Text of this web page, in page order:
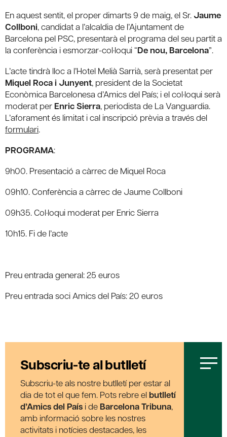
En aquest sentit, el proper dimarts 9 de maig, el Sr. Jaume
Collboni, candidat a l’alcaldia de l’Ajuntament de
Barcelona pel PSC, presentarà el programa del seu partit a
la conferència i esmorzar-col·loqui “De nou, Barcelona”.
L’acte tindrà lloc a l’Hotel Melià Sarrià, serà presentat per
Miquel Roca i Junyent, president de la Societat
Econòmica Barcelonesa d’Amics del País; i el col·loqui serà
moderat per Enric Sierra, periodista de La Vanguardia.
L’aforament és limitat i cal inscripció prèvia a través del
formulari.
PROGRAMA:
9h00. Presentació a càrrec de Miquel Roca
09h10. Conferència a càrrec de Jaume Collboni
09h35. Col·loqui moderat per Enric Sierra
10h15. Fi de l’acte
Preu entrada general: 25 euros
Preu entrada soci Amics del País: 20 euros
Subscriu-te al butlletí
Subscriu-te als nostre butlletí per estar al
dia de tot el que fem. Pots rebre el butlletí
d’Amics del País i de Barcelona Tribuna,
amb informació sobre les nostres
activitats i notícies destacades, les